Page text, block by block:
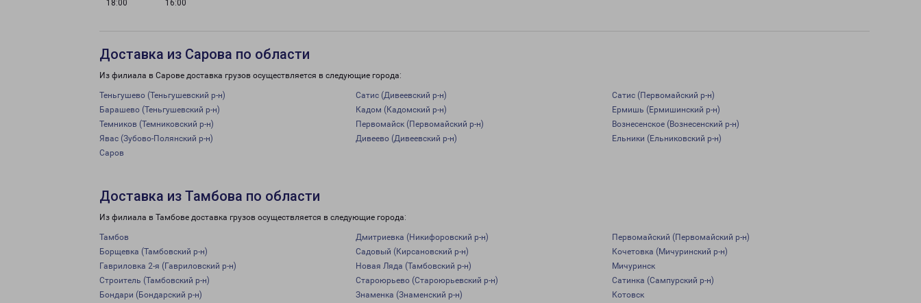
18:00 16:00
Доставка из Сарова по области
Из филиала в Сарове доставка грузов осуществляется в следующие города:
Теньгушево (Теньгушевский р-н) Сатис (Дивеевский р-н)
Сатис (Первомайский р-н)
Барашево (Теньгушевский р-н)
Кадом (Кадомский р-н)
Ермишь (Ермишинский р-н)
Темников (Темниковский р-н)
Первомайск (Первомайский р-н)
Вознесенское (Вознесенский р-н)
Явас (Зубово-Полянский р-н)
Дивеево (Дивеевский р-н)
Ельники (Ельниковский р-н)
Саров
Доставка из Тамбова по области
Из филиала в Тамбове доставка грузов осуществляется в следующие города:
Тамбов Дмитриевка (Никифоровский р-н)
Первомайский (Первомайский р-н)
Борщевка (Тамбовский р-н)
Садовый (Кирсановский р-н)
Кочетовка (Мичуринский р-н)
Гавриловка 2-я (Гавриловский р-н)
Новая Ляда (Тамбовский р-н)
Мичуринск
Строитель (Тамбовский р-н)
Староюрьево (Староюрьевский р-н)
Сатинка (Сампурский р-н)
Бондари (Бондарский р-н)
Знаменка (Знаменский р-н)
Котовск